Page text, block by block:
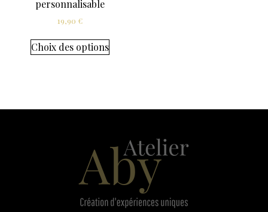
personnalisable
19,90 €
Choix des options